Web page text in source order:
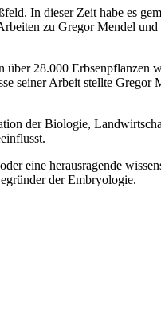
In dieser Zeit habe es
zu Gregor Mendel und
über 28.000 Erbsenpflanzen
seiner Arbeit stellte Gregor
der Biologie,
eine herausragende
der Embryologie.